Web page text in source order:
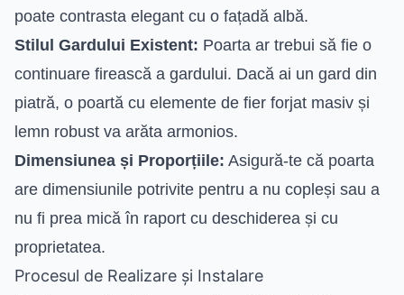
poate contrasta elegant cu o fațadă albă.
Stilul Gardului Existent: Poarta ar trebui să fie o
continuare firească a gardului. Dacă ai un gard din
piatră, o poartă cu elemente de fier forjat masiv și
lemn robust va arăta armonios.
Dimensiunea și Proporțiile: Asigură-te că poarta
are dimensiunile potrivite pentru a nu copleși sau a
nu fi prea mică în raport cu deschiderea și cu
proprietatea.
Procesul de Realizare și Instalare